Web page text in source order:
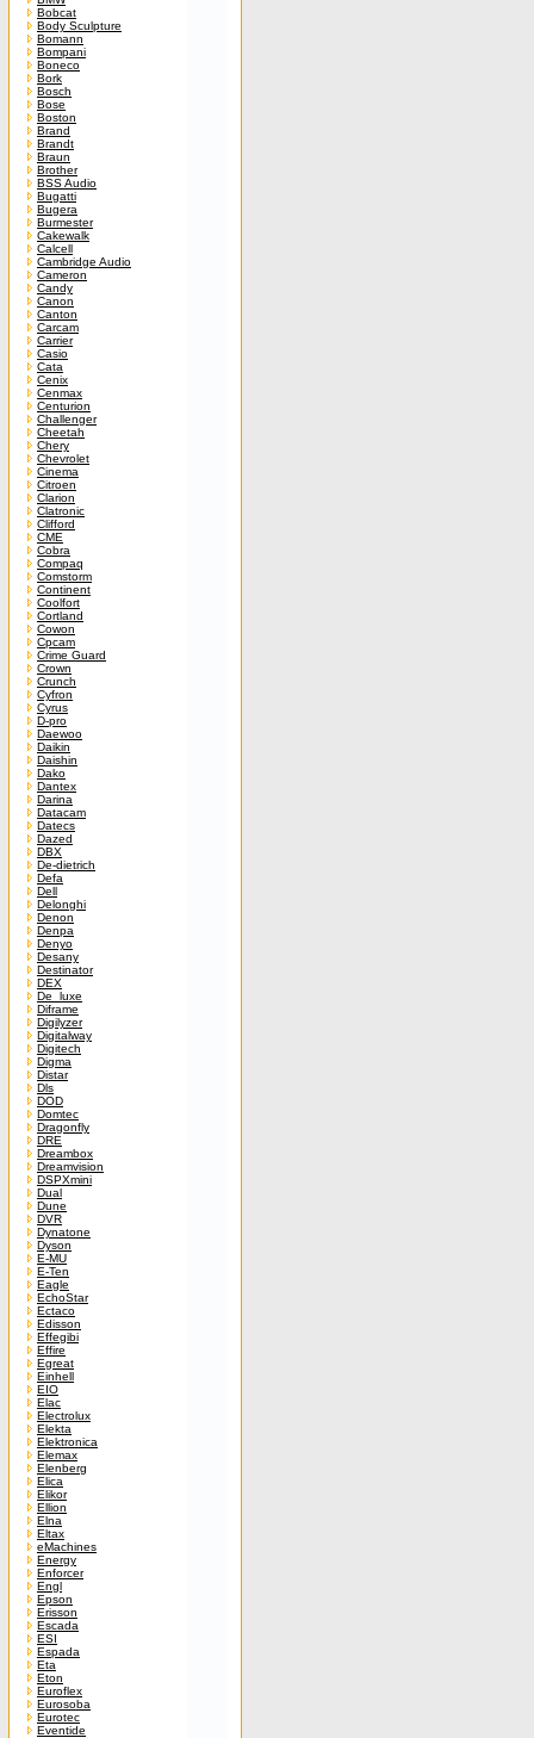
Bobcat
Body Sculpture
Bomann
Bompani
Boneco
Bork
Bosch
Bose
Boston
Brand
Brandt
Braun
Brother
BSS Audio
Bugatti
Bugera
Burmester
Cakewalk
Calcell
Cambridge Audio
Cameron
Candy
Canon
Canton
Carcam
Carrier
Casio
Cata
Cenix
Cenmax
Centurion
Challenger
Cheetah
Chery
Chevrolet
Cinema
Citroen
Clarion
Clatronic
Clifford
CME
Cobra
Compaq
Comstorm
Continent
Coolfort
Cortland
Cowon
Cpcam
Crime Guard
Crown
Crunch
Cyfron
Cyrus
D-pro
Daewoo
Daikin
Daishin
Dako
Dantex
Darina
Datacam
Datecs
Dazed
DBX
De-dietrich
Defa
Dell
Delonghi
Denon
Denpa
Denyo
Desany
Destinator
DEX
De_luxe
Diframe
Digilyzer
Digitalway
Digitech
Digma
Distar
Dls
DOD
Domtec
Dragonfly
DRE
Dreambox
Dreamvision
DSPXmini
Dual
Dune
DVR
Dynatone
Dyson
E-MU
E-Ten
Eagle
EchoStar
Ectaco
Edisson
Effegibi
Effire
Egreat
Einhell
EIO
Elac
Electrolux
Elekta
Elektronica
Elemax
Elenberg
Elica
Elikor
Ellion
Elna
Eltax
eMachines
Energy
Enforcer
Engl
Epson
Erisson
Escada
ESI
Espada
Eta
Eton
Euroflex
Eurosoba
Eurotec
Eventide